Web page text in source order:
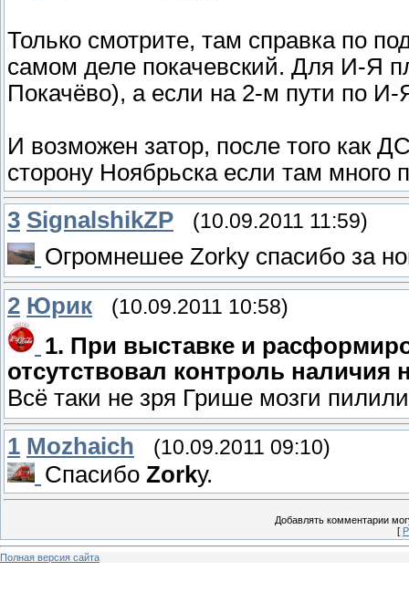
Только смотрите, там справка по
самом деле покачевский. Для И-Я
Покачёво), а если на 2-м пути по
И возможен затор, после того как
сторону Ноябрьска если там много
3 SignalshikZP (10.09.2011 11:59)
Огромнешее Zorkу спасибо за
2 Юрик (10.09.2011 10:58)
1. При выставке и
отсутствовал контроль наличия
Всё таки не зря Грише мозги
1 Mozhaich (10.09.2011 09:10)
Спасибо Zorkу.
Добавлять комментарии
[
Полная версия сайта